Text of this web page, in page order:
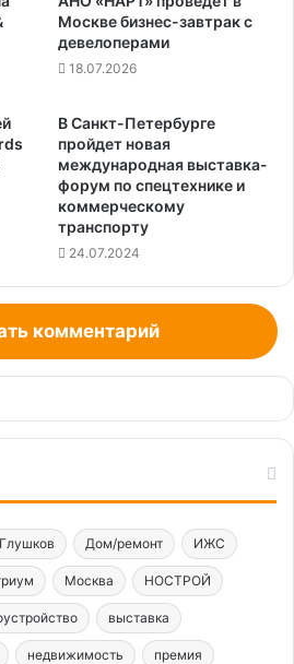
Москве бизнес-завтрак с
девелоперами
18.07.2026
В Санкт-Петербурге
пройдет новая
международная выставка-
форум по спецтехнике и
коммерческому
транспорту
24.07.2024
комментарий
Дом/ремонт ИЖС
Москва НОСТРОЙ
выставка
недвижимость премия